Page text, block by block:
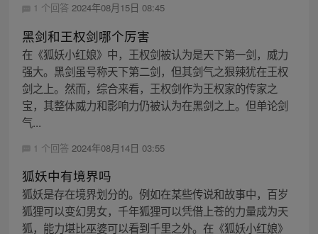
1 个回答 2024年08月15日 08:45
黑剑和王权剑哪个厉害
在《狐妖小红娘》中，王权剑被认为是天下第一剑，威力
强大。黑剑虽号称天下第二剑，但其剑气之狠辣犹在王权
剑之上。然而，综合来看，王权剑作为王权家的传家之
宝，其整体威力和影响力仍被认为在黑剑之上。但单论剑
气...
1 个回答 2024年08月14日 03:55
狐妖中有境界吗
狐妖是存在境界划分的。例如在某些传说和故事中，百岁
狐狸可以变幻男女，千年狐狸可以凭借上苍的力量成为天
狐，能力堪比巫婆可以看到千里之外。在《狐妖小红娘》